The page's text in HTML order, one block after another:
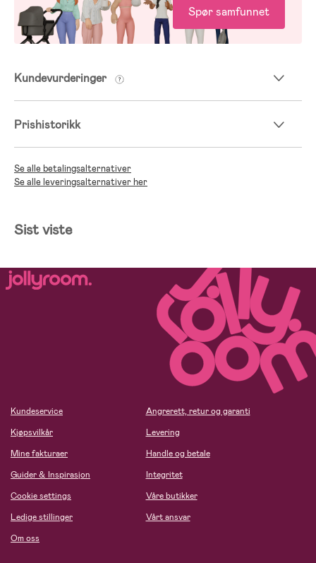
Spør samfunnet
Kundevurderinger
Prishistorikk
Se alle betalingsalternativer
Se alle leveringsalternativer her
Sist viste
Kundeservice
Kjøpsvilkår
Mine fakturaer
Guider & Inspirasjon
Cookie settings
Ledige stillinger
Om oss
Angrerett, retur og garanti
Levering
Handle og betale
Integritet
Våre butikker
Vårt ansvar